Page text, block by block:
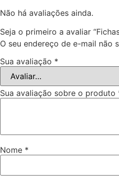
Não há avaliações ainda.
Seja o primeiro a avaliar
O seu endereço de e-mail não
Sua avaliação *
Sua avaliação sobre o produto
Nome *